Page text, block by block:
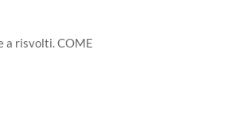
a risvolti. COME